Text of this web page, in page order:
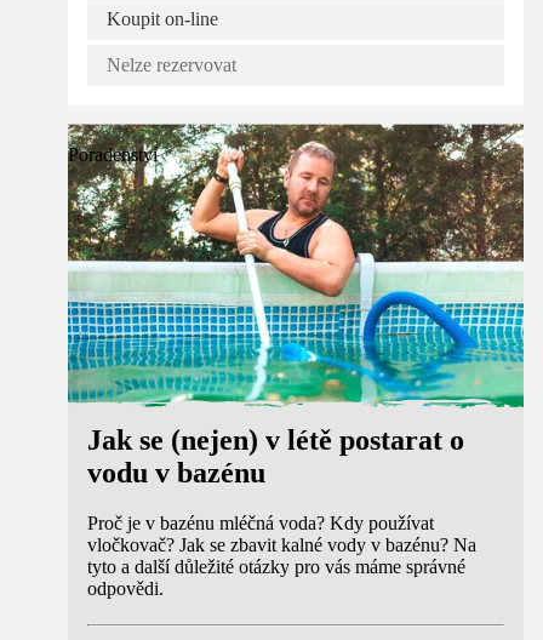
Koupit on-line
Nelze rezervovat
Poradenství
Jak se (nejen) v létě postarat o
vodu v bazénu
Proč je v bazénu mléčná voda? Kdy používat
vločkovač? Jak se zbavit kalné vody v bazénu? Na
tyto a další důležité otázky pro vás máme správné
odpovědi.